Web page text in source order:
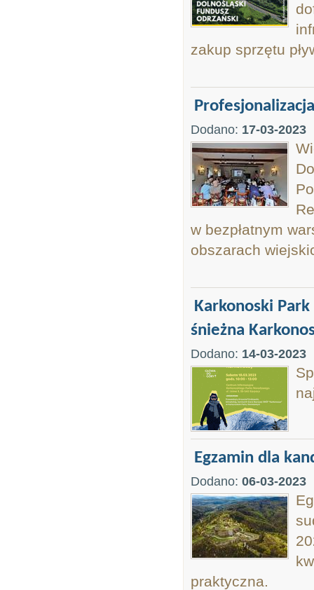
zakup sprzętu
Dodano: 17-03-2023
w bezpłatnym
obszarach
Karkonoski
śnieżna
Dodano: 14-03-2023
Egzamin dla
Dodano: 06-03-2023
praktyczna.